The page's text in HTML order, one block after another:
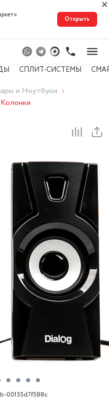
Открыть
СПЛИТ-СИСТЕМЫ
и Ноутбуки
Колонки
00155d7f588c